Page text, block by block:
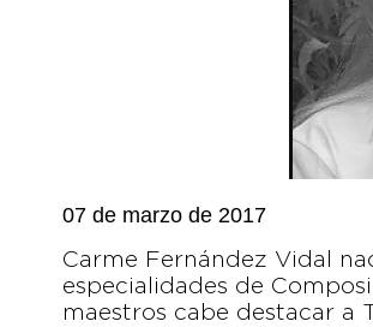
07 de marzo de 2017
Carme Fernández Vidal
especialidades de
maestros cabe destacar a